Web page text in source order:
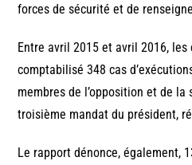
forces de sécurité et de
Entre avril 2015 et avril 2016, les
comptabilisé 348 cas
membres de l’opposition et de
troisième mandat du président,
Le rapport dénonce, également,